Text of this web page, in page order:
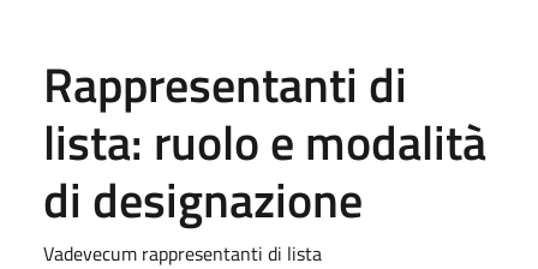
Rappresentanti di
lista: ruolo e modalità
di designazione
Vadevecum rappresentanti di lista